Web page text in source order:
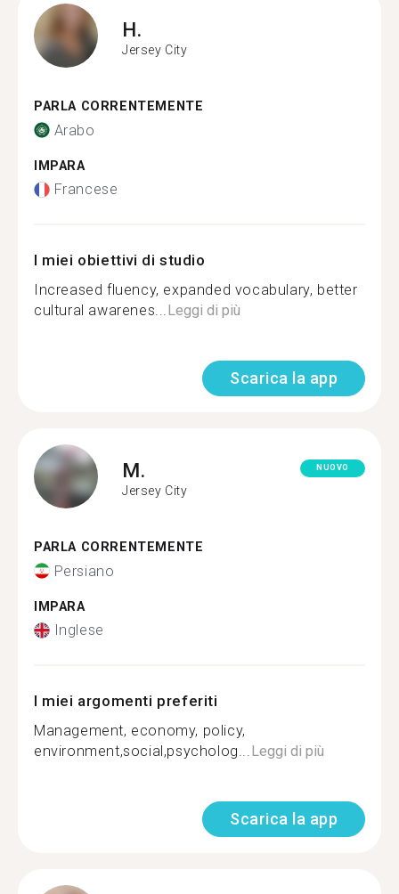
H.
Jersey City
PARLA CORRENTEMENTE
Arabo
IMPARA
Francese
I miei obiettivi di studio
Increased fluency, expanded vocabulary, better
cultural awarenes...Leggi di più
Scarica la app
M.
Jersey City
NUOVO
PARLA CORRENTEMENTE
Persiano
IMPARA
Inglese
I miei argomenti preferiti
Management, economy, policy,
environment,social,psycholog...Leggi di più
Scarica la app